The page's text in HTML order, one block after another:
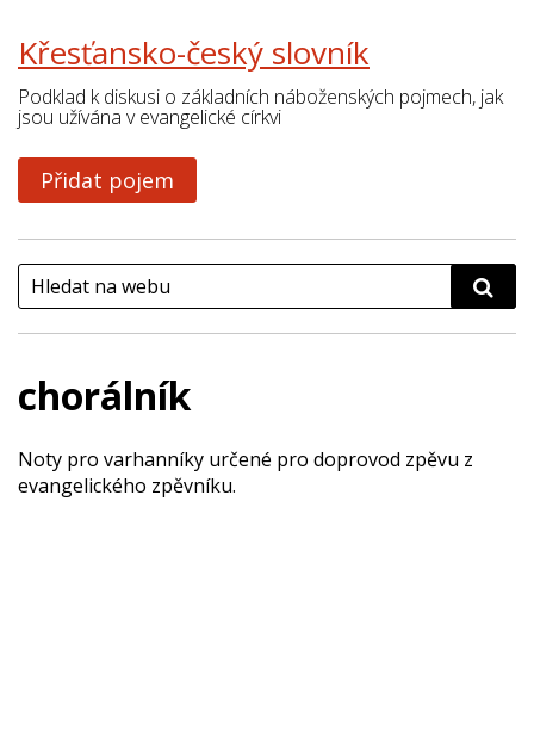
Křesťansko-český slovník
Podklad k diskusi o základních náboženských pojmech, jak
jsou užívána v evangelické církvi
Přidat pojem
chorálník
Noty pro varhanníky určené pro doprovod zpěvu z
evangelického zpěvníku.